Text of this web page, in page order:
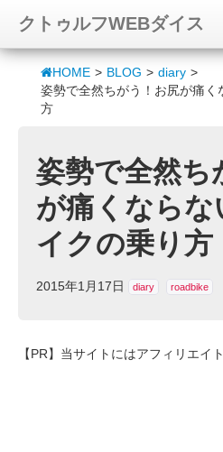
クトゥルフWEBダイス
ダイスロール
キャラシート作成
素材
BLOG
FANBOX
HOME > BLOG > diary >
姿勢で全然ちがう！お尻が痛く
方
姿勢で全然ち
が痛くなら
イクの乗り方
2015年1月17日 diary roadbike
【PR】当サイトにはアフィリエイ